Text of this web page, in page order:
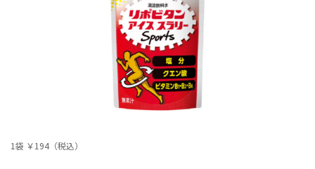
1袋 ￥194（税込）